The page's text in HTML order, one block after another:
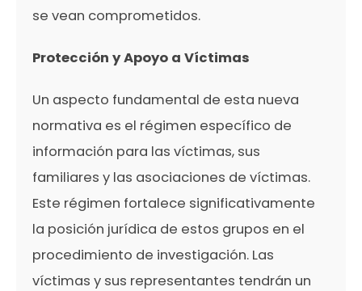
se vean comprometidos.
Protección y Apoyo a Víctimas
Un aspecto fundamental de esta nueva
normativa es el régimen específico de
información para las víctimas, sus
familiares y las asociaciones de víctimas.
Este régimen fortalece significativamente
la posición jurídica de estos grupos en el
procedimiento de investigación. Las
víctimas y sus representantes tendrán un